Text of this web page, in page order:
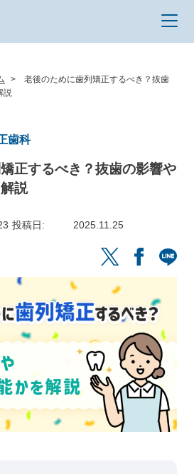
老後のために歯列矯正するべき？抜歯
説
歯科
正するべき？抜歯の影響や
説
投稿日 2025.11.25